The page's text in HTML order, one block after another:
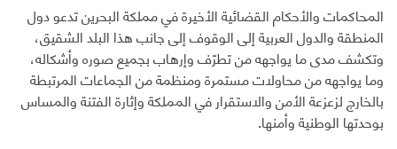
المحاكمات والأحكام القضائية الأخيرة في مملكة البحرين تدعو دول
المنطقة والدول العربية إلى الوقوف إلى جانب هذا البلد الشقيق،
وتكشف مدى ما يواجهه من تطرّف وإرهاب بجميع صوره وأشكاله،
وما يواجهه من محاولات مستمرة ومنظمة من الجماعات المرتبطة
بالخارج لزعزعة الأمن والاستقرار في المملكة وإثارة الفتنة والمساس
بوحدتها الوطنية وأمنها.